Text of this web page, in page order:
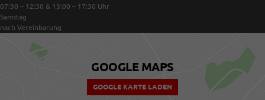
07:30 – 12:30 & 13:00 – 17:30 Uhr
Samstag
nach Vereinbarung
GOOGLE MAPS
GOOGLE KARTE LADEN